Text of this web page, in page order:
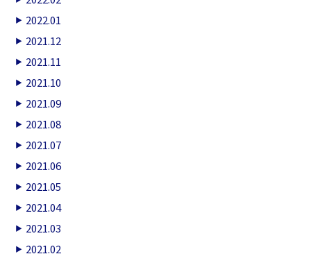
2022.01
2021.12
2021.11
2021.10
2021.09
2021.08
2021.07
2021.06
2021.05
2021.04
2021.03
2021.02